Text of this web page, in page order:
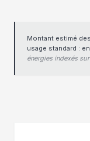
Montant estimé
usage standard :
énergies indexés